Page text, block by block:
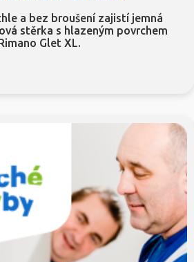
a bez broušení zajistí jemná
stěrka s hlazeným povrchem
Glet XL.